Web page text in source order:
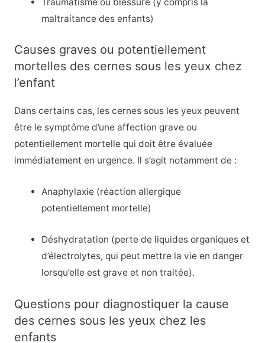
maltraitance des enfants)
Causes graves ou potentiellement
mortelles des cernes sous les yeux chez
l’enfant
Dans certains cas, les cernes sous les yeux peuvent
être le symptôme d’une affection grave ou
potentiellement mortelle qui doit être évaluée
immédiatement en urgence. Il s’agit notamment de :
Anaphylaxie (réaction allergique
potentiellement mortelle)
Déshydratation (perte de liquides organiques et
d’électrolytes, qui peut mettre la vie en danger
lorsqu’elle est grave et non traitée).
Questions pour diagnostiquer la cause
des cernes sous les yeux chez les
enfants